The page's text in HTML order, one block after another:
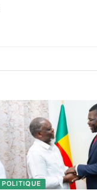
POLITIQUE